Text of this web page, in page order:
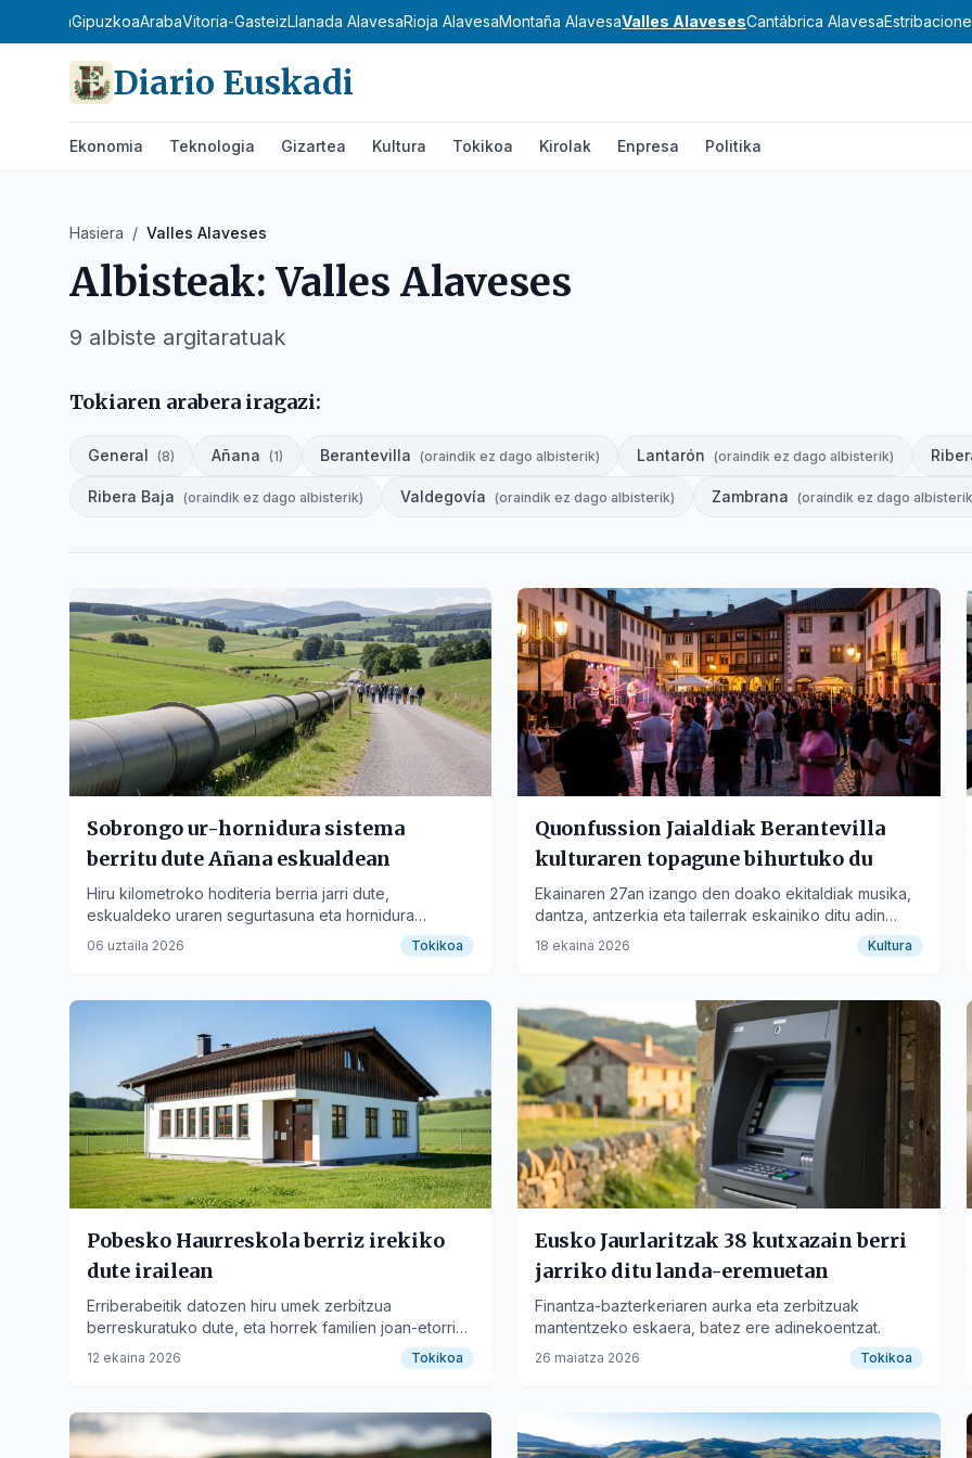
BizkaiaGipuzkoaArabaVitoria-GasteizLlanada AlavesaRioja AlavesaMontaña AlavesaValles AlavesesCantábrica Alavesa
Diario Euskadi
Ekonomia Teknologia Gizartea Kultura Tokikoa Kirolak Enpresa Politika
Hasiera / Valles Alaveses
Albisteak: Valles Alaveses
9 albiste argitaratuak
Tokiaren arabera iragazi:
General (8) Añana (1) Berantevilla (oraindik ez dago albisterik) Lantarón (oraindik ez dago albisterik)
Ribera Baja (oraindik ez dago albisterik) Valdegovía (oraindik ez dago albisterik) Zambrana (oraindik ez dago albisterik
Sobrongo ur-hornidura sistema
berritu dute Añana eskualdean
Hiru kilometroko hoditeria berria jarri dute,
eskualdeko uraren segurtasuna eta hornidura
bermatuz.
06 uztaila 2026 Tokikoa
Quonfussion Jaialdiak Berantevilla
kulturaren topagune bihurtuko du
Ekainaren 27an izango den doako ekitaldiak musika,
dantza, antzerkia eta tailerrak eskainiko ditu adin
guztientzat.
18 ekaina 2026 Kultura
Pobesko Haurreskola berriz irekiko
dute irailean
Erriberabeitik datozen hiru umek zerbitzua
berreskuratuko dute, eta horrek familien joan-etorriak
gutxituko ditu.
12 ekaina 2026 Tokikoa
Eusko Jaurlaritzak 38 kutxazain berri
jarriko ditu landa-eremuetan
Finantza-bazterkeriaren aurka eta zerbitzuak
mantentzeko eskaera, batez ere adinekoentzat.
26 maiatza 2026 Tokikoa